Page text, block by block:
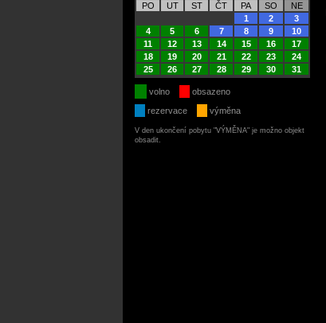
PO UT ST ČT PA SO
NE
1
2
3
4
5 6 7 8 9
10
11
12 13 14 15 16
17
18
19 20 21 22 23
24
25
26 27 28 29 30 31
volno
obsazeno
rezervace
výměna
V den ukončení pobytu "VÝMĚNA" je možno objekt
obsadit.